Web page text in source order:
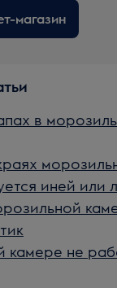
магазин
в
иней или
камере не